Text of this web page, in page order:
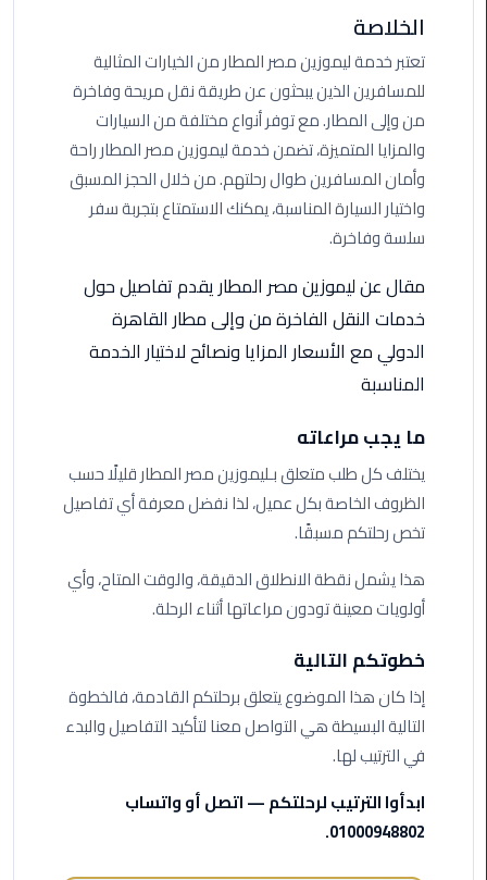
القاهرة
ليموزين
السخنة
ليموزين
مطار
سفنكس
القاهرة
اسكندرية
ليموزين
العرب
ليموزين
المطار
الساخن
مطار
العلمين
ليموزين
توصيل
المطار
ليموزين
الخلاصة
تعتبر خدمة ليموزين مصر المطار من الخيارات المثالية
للمسافرين الذين يبحثون عن طريقة نقل مريحة وفاخرة
من وإلى المطار. مع توفر أنواع مختلفة من السيارات
والمزايا المتميزة، تضمن خدمة ليموزين مصر المطار راحة
وأمان المسافرين طوال رحلتهم. من خلال الحجز المسبق
واختيار السيارة المناسبة، يمكنك الاستمتاع بتجربة سفر
سلسة وفاخرة.
مقال عن ليموزين مصر المطار يقدم تفاصيل حول
خدمات النقل الفاخرة من وإلى مطار القاهرة
الدولي مع الأسعار المزايا ونصائح لاختيار الخدمة
المناسبة
ما يجب مراعاته
يختلف كل طلب متعلق بـليموزين مصر المطار قليلًا حسب
الظروف الخاصة بكل عميل، لذا نفضل معرفة أي تفاصيل
تخص رحلتكم مسبقًا.
هذا يشمل نقطة الانطلاق الدقيقة، والوقت المتاح، وأي
أولويات معينة تودون مراعاتها أثناء الرحلة.
خطوتكم التالية
إذا كان هذا الموضوع يتعلق برحلتكم القادمة، فالخطوة
التالية البسيطة هي التواصل معنا لتأكيد التفاصيل والبدء
في الترتيب لها.
ابدأوا الترتيب لرحلتكم — اتصل أو واتساب
01000948802.